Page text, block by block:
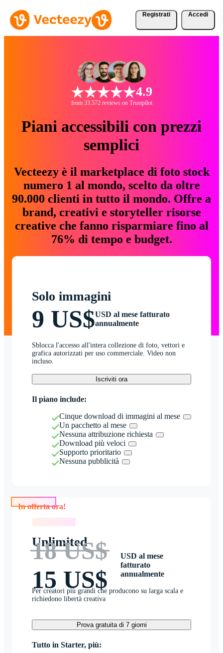
Registrati Accedi
4.9
from 33.572 reviews on Trustpilot
Piani accessibili con prezzi
semplici
Vecteezy è il marketplace di foto stock
numero 1 al mondo, scelto da oltre
90.000 clienti in tutto il mondo. Offre a
brand, creativi e storyteller risorse
creative che fanno risparmiare fino al
76% di tempo e budget.
Solo immagini
9 US$USD al mese fatturato
annualmente
Sblocca l'accesso all'intera collezione di foto, vettori e
grafica autorizzati per uso commerciale. Video non
incluso.
Iscriviti ora
Il piano include:
Cinque download di immagini al mese
Un pacchetto al mese
Nessuna attribuzione richiesta
Download più veloci
Supporto prioritario
Nessuna pubblicità
Unlimited
18 US$
15 US$
USD al mese
fatturato
annualmente
Per creatori più grandi che producono su larga scala e
richiedono libertà creativa
Prova gratuita di 7 giorni
Tutto in Starter, più: